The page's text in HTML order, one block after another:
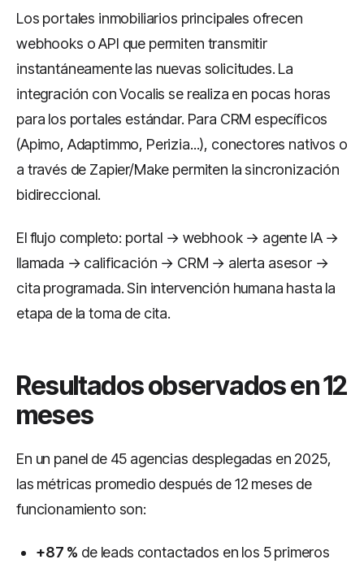
Los portales inmobiliarios principales ofrecen
webhooks o API que permiten transmitir
instantáneamente las nuevas solicitudes. La
integración con Vocalis se realiza en pocas horas
para los portales estándar. Para CRM específicos
(Apimo, Adaptimmo, Perizia...), conectores nativos o
a través de Zapier/Make permiten la sincronización
bidireccional.
El flujo completo: portal → webhook → agente IA →
llamada → calificación → CRM → alerta asesor →
cita programada. Sin intervención humana hasta la
etapa de la toma de cita.
Resultados observados en 12
meses
En un panel de 45 agencias desplegadas en 2025,
las métricas promedio después de 12 meses de
funcionamiento son:
+87 % de leads contactados en los 5 primeros